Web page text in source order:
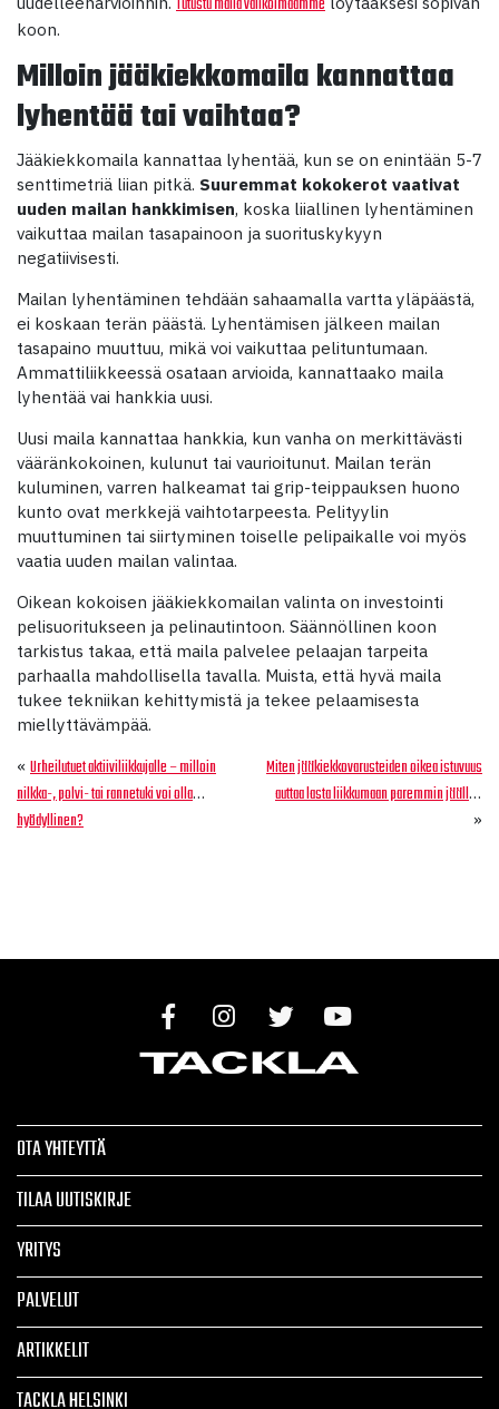
koon.
Milloin jääkiekkomaila kannattaa
lyhentää tai vaihtaa?
Jääkiekkomaila kannattaa lyhentää, kun se on enintään 5-7
senttimetriä liian pitkä. Suuremmat kokokerot vaativat
uuden mailan hankkimisen, koska liiallinen lyhentäminen
vaikuttaa mailan tasapainoon ja suorituskykyyn
negatiivisesti.
Mailan lyhentäminen tehdään sahaamalla vartta yläpäästä,
ei koskaan terän päästä. Lyhentämisen jälkeen mailan
tasapaino muuttuu, mikä voi vaikuttaa pelituntumaan.
Ammattiliikkeessä osataan arvioida, kannattaako maila
lyhentää vai hankkia uusi.
Uusi maila kannattaa hankkia, kun vanha on merkittävästi
vääränkokoinen, kulunut tai vaurioitunut. Mailan terän
kuluminen, varren halkeamat tai grip-teippauksen huono
kunto ovat merkkejä vaihtotarpeesta. Pelityylin
muuttuminen tai siirtyminen toiselle pelipaikalle voi myös
vaatia uuden mailan valintaa.
Oikean kokoisen jääkiekkomailan valinta on investointi
pelisuoritukseen ja pelinautintoon. Säännöllinen koon
tarkistus takaa, että maila palvelee pelaajan tarpeita
parhaalla mahdollisella tavalla. Muista, että hyvä maila
tukee tekniikan kehittymistä ja tekee pelaamisesta
miellyttävämpää.
« Urheilutuet aktiiviliikkujalle – milloin
nilkka-, polvi- tai rannetuki voi olla
hyödyllinen?
Miten jääkiekkovarusteiden oikea istuvuus
auttaa lasta liikkumaan paremmin jäällä?
»
OTA YHTEYTTÄ
TILAA UUTISKIRJE
YRITYS
PALVELUT
ARTIKKELIT
TACKLA HELSINKI